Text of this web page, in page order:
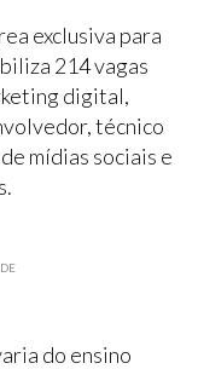
exclusiva para
214 vagas
digital,
técnico
mídias sociais e
do ensino